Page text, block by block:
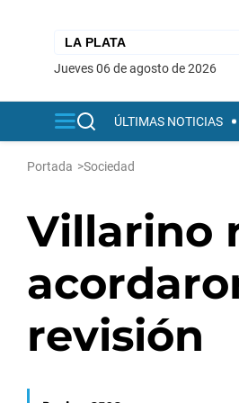
jueves 06 de agosto de 2026
ÚLTIMAS NOTICIAS
Portada >Sociedad
Villarino
revisión